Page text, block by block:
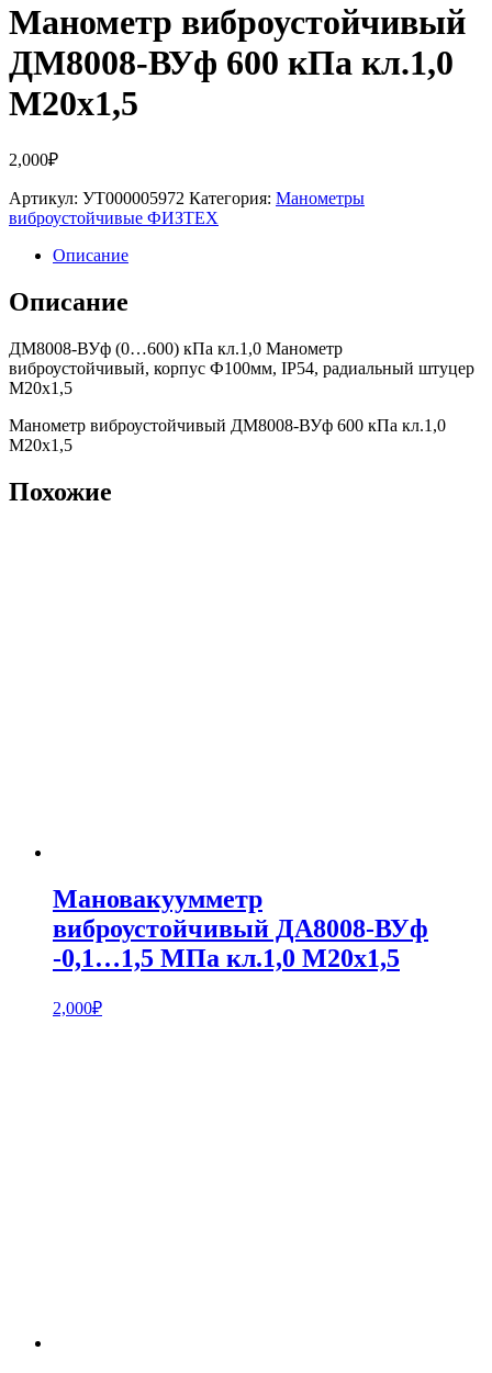
Манометр виброустойчивый
ДМ8008-ВУф 600 кПа кл.1,0
М20х1,5
2,000₽
Артикул: УТ000005972 Категория: Манометры
виброустойчивые ФИЗТЕХ
Описание
Описание
ДМ8008-ВУф (0…600) кПа кл.1,0 Манометр
виброустойчивый, корпус Ф100мм, IP54, радиальный штуцер
М20х1,5
Манометр виброустойчивый ДМ8008-ВУф 600 кПа кл.1,0
М20х1,5
Похожие
Мановакуумметр
виброустойчивый ДА8008-ВУф
-0,1…1,5 МПа кл.1,0 М20х1,5
2,000₽